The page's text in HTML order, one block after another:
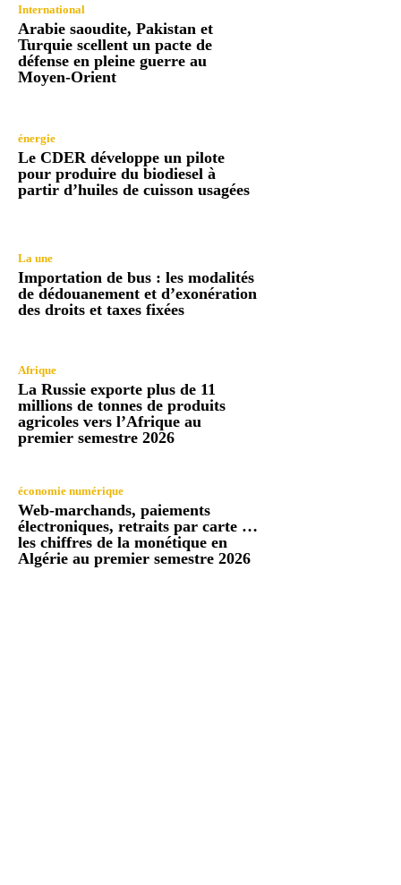
International
Arabie saoudite, Pakistan et
Turquie scellent un pacte de
défense en pleine guerre au
Moyen-Orient
énergie
Le CDER développe un pilote
pour produire du biodiesel à
partir d’huiles de cuisson usagées
La une
Importation de bus : les modalités
de dédouanement et d’exonération
des droits et taxes fixées
Afrique
La Russie exporte plus de 11
millions de tonnes de produits
agricoles vers l’Afrique au
premier semestre 2026
économie numérique
Web-marchands, paiements
électroniques, retraits par carte …
les chiffres de la monétique en
Algérie au premier semestre 2026